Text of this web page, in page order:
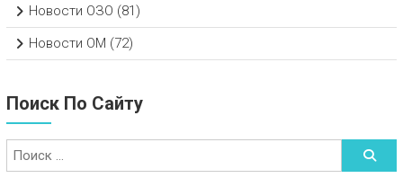
Новости ОЗО (81)
Новости ОМ (72)
Поиск По Сайту